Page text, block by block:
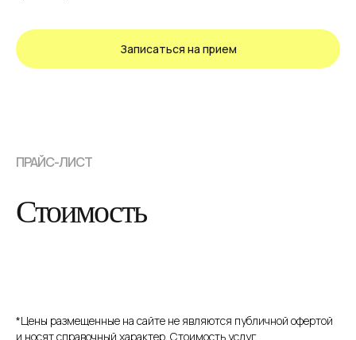
Записаться на прием
ПРАЙС-ЛИСТ
Стоимость
*Цены размещенные на сайте не являются публичной офертой
и носят справочный характер. Стоимость услуг